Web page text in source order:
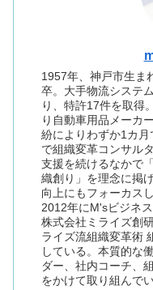
1957年、神戸市生ま
卒。大手物流システ
り、特許17件を取得
り自動車用品メーカ
紛によりわずか1カ
で組織変革コンサル
支援を続けるなかで
織創り」を理念に掲
向上にもフォーカス
2012年にM'sビジネ
株式会社ミライズ創
ライズ流組織変革術
している。本質的な
ダー、社内コーチ、
をかけて取り組んでい